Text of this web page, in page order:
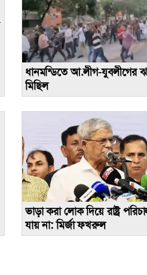
ধানমন্ডিতে আ.লীগ-যুবলীগের
মিছিল
ভাড়া করা লোক দিয়ে রাষ্ট্র
যায় না: মির্জা ফখরুল